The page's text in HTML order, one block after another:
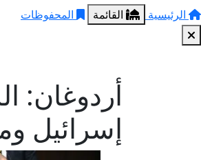
الرئيسية
القائمة المحفوظات
أردوغان:
إسرائيل